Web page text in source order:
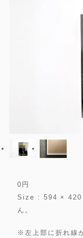
0 円
Size : 594 × 420
ん。
※左上部に折れ線